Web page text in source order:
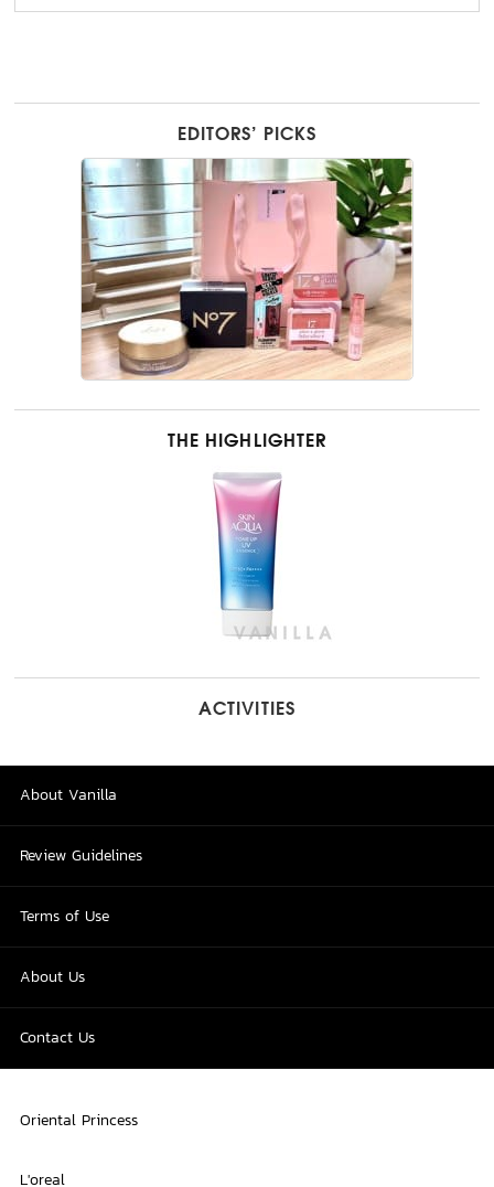
EDITORS’ PICKS
THE HIGHLIGHTER
ACTIVITIES
About Vanilla
Review Guidelines
Terms of Use
About Us
Contact Us
Oriental Princess
L'oreal